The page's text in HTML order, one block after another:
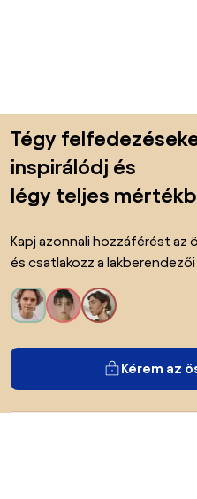
Tégy
inspirálódj és
légy teljes
Kapj azonnali hozzáférést az
és csatlakozz a
Kérem az